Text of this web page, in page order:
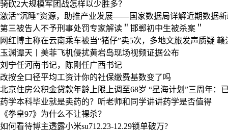
骑砍2大规模军团战怎样以少胜多？
激活“沉睡”资源，助推产业发展——国家数据局详解近期数据
第三被告人不予刑事处罚专家解读＂邯郸初中生被杀案＂
网红博主称在云南乘车被当“猪仔”卖5次，多地文旅发声质疑 赣
玉渊谭天丨美菲飞机侵扰黄岩岛现场视频证据公布
刘宁任河南书记，陈刚任广西书记
改按全口径平均工资计你的社保缴费基数变了吗
北京住房公积金贷款年龄上限上调至68岁 “星海计划”三周年：
药学本科毕业就是卖药的？听老师和同学讲讲药学是否值得
《拳皇97》为什么不让裸杀？
如何看待博主透露小米su712.23-12.29锁单破万?